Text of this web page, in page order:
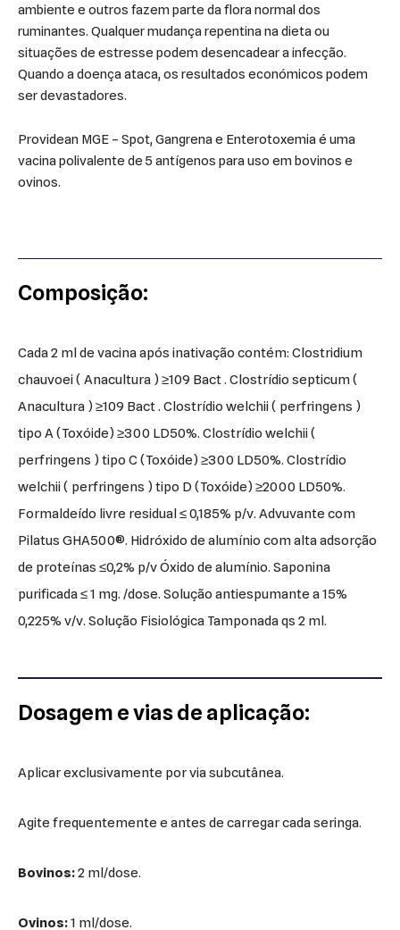
ambiente e outros fazem parte da flora normal dos
ruminantes. Qualquer mudança repentina na dieta ou
situações de estresse podem desencadear a infecção.
Quando a doença ataca, os resultados económicos podem
ser devastadores.
Providean MGE – Spot, Gangrena e Enterotoxemia é uma
vacina polivalente de 5 antígenos para uso em bovinos e
ovinos.
Composição:
Cada 2 ml de vacina após inativação contém: Clostridium
chauvoei ( Anacultura ) ≥109 Bact . Clostrídio septicum (
Anacultura ) ≥109 Bact . Clostrídio welchii ( perfringens )
tipo A (Toxóide) ≥300 LD50%. Clostrídio welchii (
perfringens ) tipo C (Toxóide) ≥300 LD50%. Clostrídio
welchii ( perfringens ) tipo D (Toxóide) ≥2000 LD50%.
Formaldeído livre residual ≤ 0,185% p/v. Advuvante com
Pilatus GHA500®. Hidróxido de alumínio com alta adsorção
de proteínas ≤0,2% p/v Óxido de alumínio. Saponina
purificada ≤ 1 mg. /dose. Solução antiespumante a 15%
0,225% v/v. Solução Fisiológica Tamponada qs 2 ml.
Dosagem e vias de aplicação:
Aplicar exclusivamente por via subcutânea.
Agite frequentemente e antes de carregar cada seringa.
Bovinos:2 ml/dose.
Ovinos:1 ml/dose.